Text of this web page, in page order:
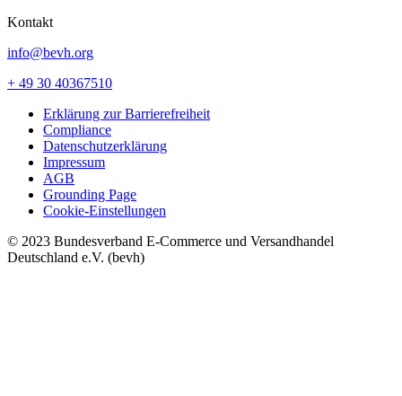
Kontakt
info@bevh.org
+ 49 30 40367510
Erklärung zur Barrierefreiheit
Compliance
Datenschutzerklärung
Impressum
AGB
Grounding Page
Cookie-Einstellungen
© 2023 Bundesverband E-Commerce und Versandhandel
Deutschland e.V. (bevh)